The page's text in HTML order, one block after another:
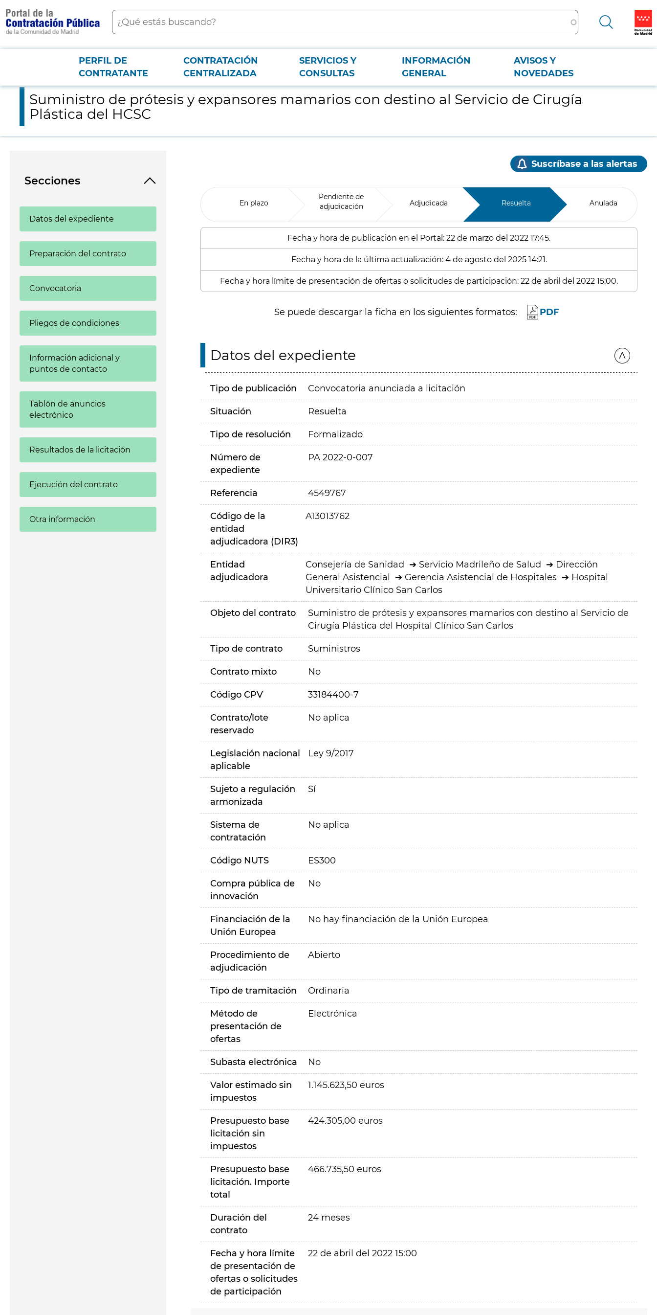
contenido
principal
Buscar
Menú PCON
PERFIL DE
CONTRATANTE
CONTRATACIÓN
CENTRALIZADA
SERVICIOS Y
CONSULTAS
INFORMACIÓN
GENERAL
AVISOS Y
NOVEDADES
Suministro de prótesis y expansores mamarios con destino al Servicio de Cirugía Plástica del HCSC
Suministro de prótesis y expansores mamarios con destino al Servicio de Cirugía
Plástica del HCSC
Secciones
Datos del expediente
Preparación del contrato
Convocatoria
Pliegos de condiciones
Información adicional y
puntos de contacto
Tablón de anuncios
electrónico
Resultados de la licitación
Ejecución del contrato
Otra información
Suscríbase a las alertas
En plazo
Pendiente de
adjudicación
Adjudicada Resuelta Anulada
Fecha y hora de publicación en el Portal: 22 de marzo del 2022 17:45.
Fecha y hora de la última actualización: 4 de agosto del 2025 14:21.
Fecha y hora límite de presentación de ofertas o solicitudes de participación: 22 de abril del 2022 15:00.
Se puede descargar la ficha en los siguientes formatos: PDF
Datos del expediente
Tipo de publicación Convocatoria anunciada a licitación
Situación Resuelta
Tipo de resolución Formalizado
Número de
expediente
PA 2022-0-007
Referencia 4549767
Código de la
entidad
adjudicadora (DIR3)
A13013762
Entidad
adjudicadora
Consejería de Sanidad Servicio Madrileño de Salud
Dirección
General Asistencial
Gerencia Asistencial de Hospitales
Hospital
Universitario Clínico San Carlos
Objeto del contrato
Suministro de prótesis y expansores mamarios con destino al Servicio de
Cirugía Plástica del Hospital Clínico San Carlos
Tipo de contrato Suministros
Contrato mixto No
Código CPV 33184400-7
Contrato/lote
reservado
No aplica
Legislación nacional
aplicable
Ley 9/2017
Sujeto a regulación
armonizada
Sí
Sistema de
contratación
No aplica
Código NUTS ES300
Compra pública de
innovación
No
Financiación de la
Unión Europea
No hay financiación de la Unión Europea
Procedimiento de
adjudicación
Abierto
Tipo de tramitación Ordinaria
Método de
presentación de
ofertas
Electrónica
Subasta electrónica No
Valor estimado sin
impuestos
1.145.623,50 euros
Presupuesto base
licitación sin
impuestos
424.305,00 euros
Presupuesto base
licitación. Importe
total
466.735,50 euros
Duración del
contrato
24 meses
Fecha y hora límite
de presentación de
ofertas o solicitudes
de participación
22 de abril del 2022 15:00